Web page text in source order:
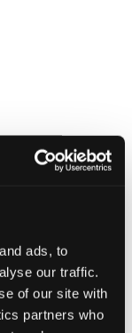
ads, to
our traffic.
of our site with
partners who
170 cm